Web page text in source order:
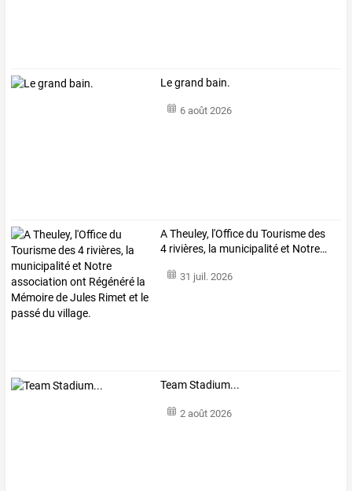
Le grand bain.
6 août 2026
ATheuley, l'Officedu Tourismedes
4 rivières, la municipalitéet Notre…
31 juil. 2026
Team Stadium...
2 août 2026